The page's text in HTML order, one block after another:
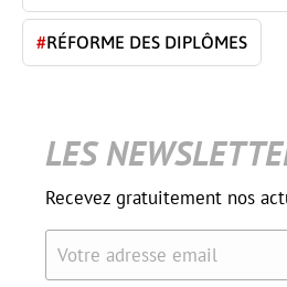
#RÉFORME DES DIPLÔMES
LES
Recevez gratuitement nos
Votre adresse email